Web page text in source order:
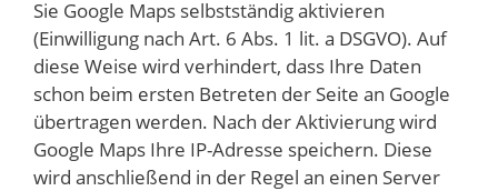
Sie Google Maps selbstständig aktivieren
(Einwilligung nach Art. 6 Abs. 1 lit. a DSGVO). Auf
diese Weise wird verhindert, dass Ihre Daten
schon beim ersten Betreten der Seite an Google
übertragen werden. Nach der Aktivierung wird
Google Maps Ihre IP-Adresse speichern. Diese
wird anschließend in der Regel an einen Server